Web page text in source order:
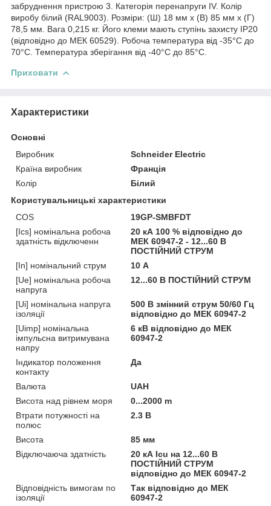
забруднення пристрою 3. Категорія перенапруги IV. Колір
виробу білий (RAL9003). Розміри: (Ш) 18 мм x (В) 85 мм x (Г)
78,5 мм. Вага 0,215 кг. Його клеми мають ступінь захисту IP20
(відповідно до МЕК 60529). Робоча температура від -35°C до
70°C. Температура зберігання від -40°C до 85°C.
Приховати
Характеристики
Основні
Виробник
Schneider Electric
Країна виробник
Франція
Колір
Білий
Користувальницькі характеристики
COS
19GP-SMBFDT
[Ics] номінальна робоча
здатність відключенн
20 кА 100 % відповідно до
МЕК 60947-2 - 12...60 В
ПОСТІЙНИЙ СТРУМ
[In] номінальний струм
10 А
[Ue] номінальна робоча
напруга
12...60 В ПОСТІЙНИЙ СТРУМ
[Ui] номінальна напруга
ізоляції
500 В змінний струм 50/60 Гц
відповідно до МЕК 60947-2
[Uimp] номінальна
імпульсна витримувана
напру
6 кВ відповідно до МЕК
60947-2
Індикатор положення
контакту
Да
Валюта
UAH
Висота над рівнем моря
0...2000 m
Втрати потужності на
полюс
2.3 В
Висота
85 мм
Відключаюча здатність
20 кА Icu на 12...60 В
ПОСТІЙНИЙ СТРУМ
відповідно до МЕК 60947-2
Відповідність вимогам по
ізоляції
Так відповідно до МЕК
60947-2